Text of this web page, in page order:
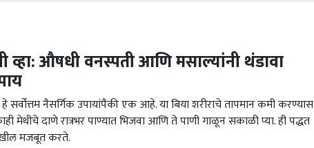
व्हा: औषधी वनस्पती आणि मसाल्यांनी थंडावा
सर्वोत्तम नैसर्गिक उपायांपैकी एक आहे. या बिया शरीराचे तापमान कमी करण्यास
मेथीचे दाणे रात्रभर पाण्यात भिजवा आणि ते पाणी गाळून सकाळी प्या. ही पद्धत
मजबूत करते.